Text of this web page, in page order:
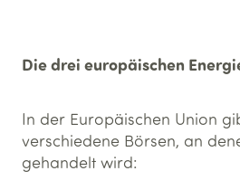
Die drei europäischen
In der Europäischen Union
verschiedene Börsen, an
gehandelt wird: